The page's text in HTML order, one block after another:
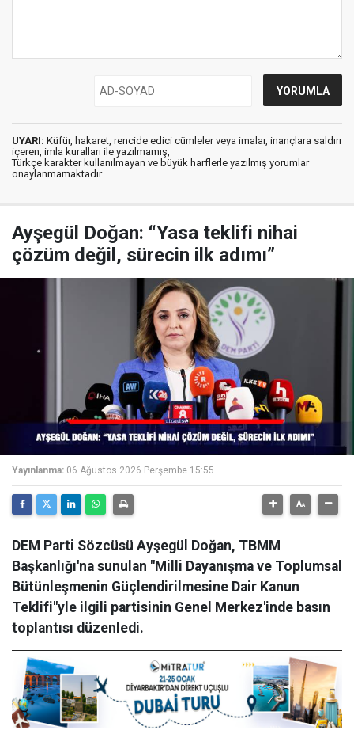
UYARI: Küfür, hakaret, rencide edici cümleler veya imalar, inançlara saldırı
içeren, imla kuralları ile yazılmamış,
Türkçe karakter kullanılmayan ve büyük harflerle yazılmış yorumlar
onaylanmamaktadır.
Ayşegül Doğan: “Yasa teklifi nihai
çözüm değil, sürecin ilk adımı”
Yayınlanma: 06 Ağustos 2026 Perşembe 15:55
DEM Parti Sözcüsü Ayşegül Doğan, TBMM
Başkanlığı'na sunulan "Milli Dayanışma ve Toplumsal
Bütünleşmenin Güçlendirilmesine Dair Kanun
Teklifi"yle ilgili partisinin Genel Merkez'inde basın
toplantısı düzenledi.